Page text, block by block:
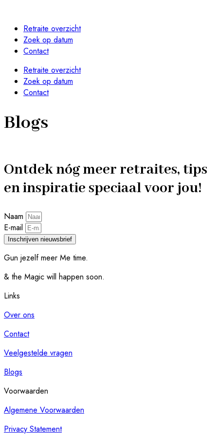
Retraite overzicht
Zoek op datum
Contact
Retraite overzicht
Zoek op datum
Contact
Blogs
BLOGS
BLOGS
Weekend alleen weg: jouw tijd voor ultieme
10 x Retreats speciaal voor vrouwen die
BLOGS
Ontdek nóg meer retraites, tips
en inspiratie speciaal voor jou!
Naam
E-mail
Inschrijven nieuwsbrief
Gun jezelf meer Me time.​
& the Magic will happen soon.
Links
Over ons
Contact
Veelgestelde vragen
Blogs
Voorwaarden
Algemene Voorwaarden
Privacy Statement